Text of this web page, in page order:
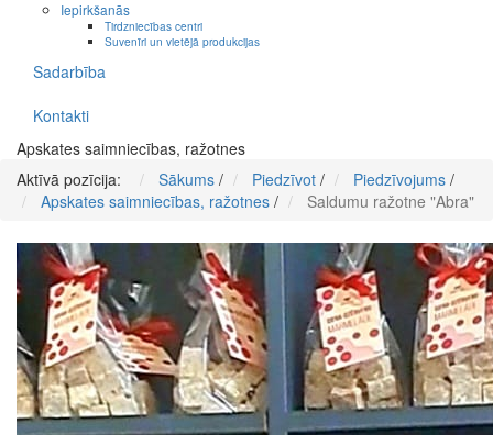
Iepirkšanās
Tirdzniecības centri
Suvenīri un vietējā produkcijas
Sadarbība
Kontakti
Apskates saimniecības, ražotnes
Aktīvā pozīcija:
Sākums / Piedzīvot / Piedzīvojums /
Apskates saimniecības, ražotnes / Saldumu ražotne "Abra"